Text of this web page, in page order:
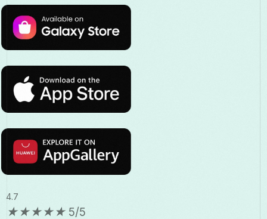
4.7
★★★★★ 5/5